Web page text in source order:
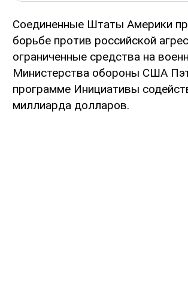
Соединенные Штаты Америки
борьбе против российской
ограниченные средства на
Министерства обороны США
программе Инициативы
миллиарда долларов.